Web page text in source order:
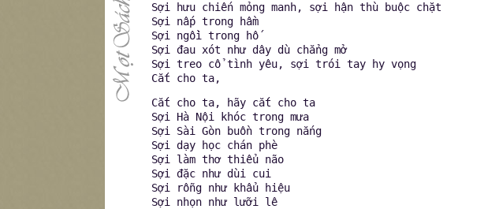
Sợi hưu chiến mỏng manh, sợi hận thù buộc chặt
Sợi nấp trong hầm
Sợi ngồi trong hố
Sợi đau xót như dây dù chẳng mở
Sợi treo cổ tình yêu, sợi trói tay hy vọng
Cắt cho ta,
Cắt cho ta, hãy cắt cho ta
Sợi Hà Nội khóc trong mưa
Sợi Sài Gòn buồn trong nắng
Sợi dạy học chán phè
Sợi làm thơ thiểu não
Sợi đặc như dùi cui
Sợi rỗng như khẩu hiệu
Sợi nhọn như lưỡi lê